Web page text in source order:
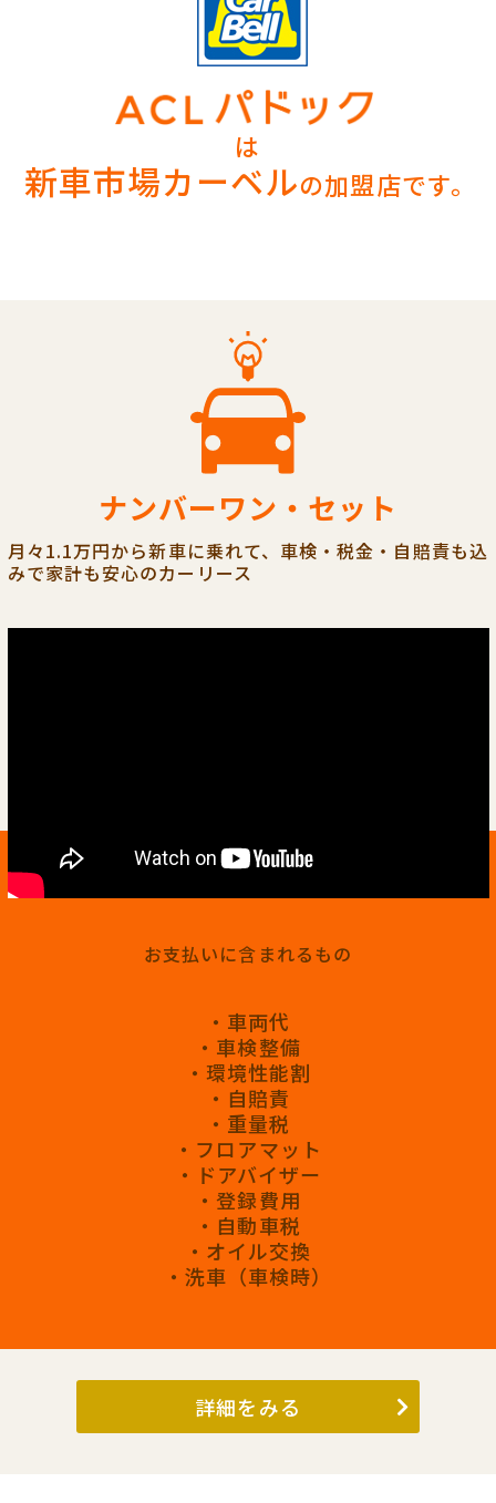
は
新車市場カーベルの加盟店です。
ナンバーワン・セット
月々1.1万円から新車に乗れて、車検・税金・自賠責も込
みで家計も安心のカーリース
お支払いに含まれるもの
・車両代
・車検整備
・環境性能割
・自賠責
・重量税
・フロアマット
・ドアバイザー
・登録費用
・自動車税
・オイル交換
・洗車（車検時）
詳細をみる